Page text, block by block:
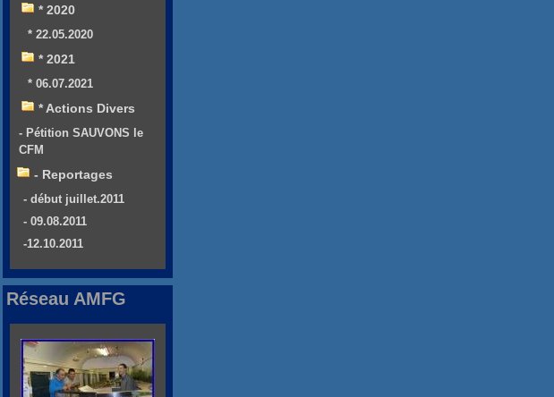
* 2020
* 22.05.2020
* 2021
* 06.07.2021
* Actions Divers
- Pétition SAUVONS le
CFM
- Reportages
- début juillet.2011
- 09.08.2011
-12.10.2011
Réseau AMFG